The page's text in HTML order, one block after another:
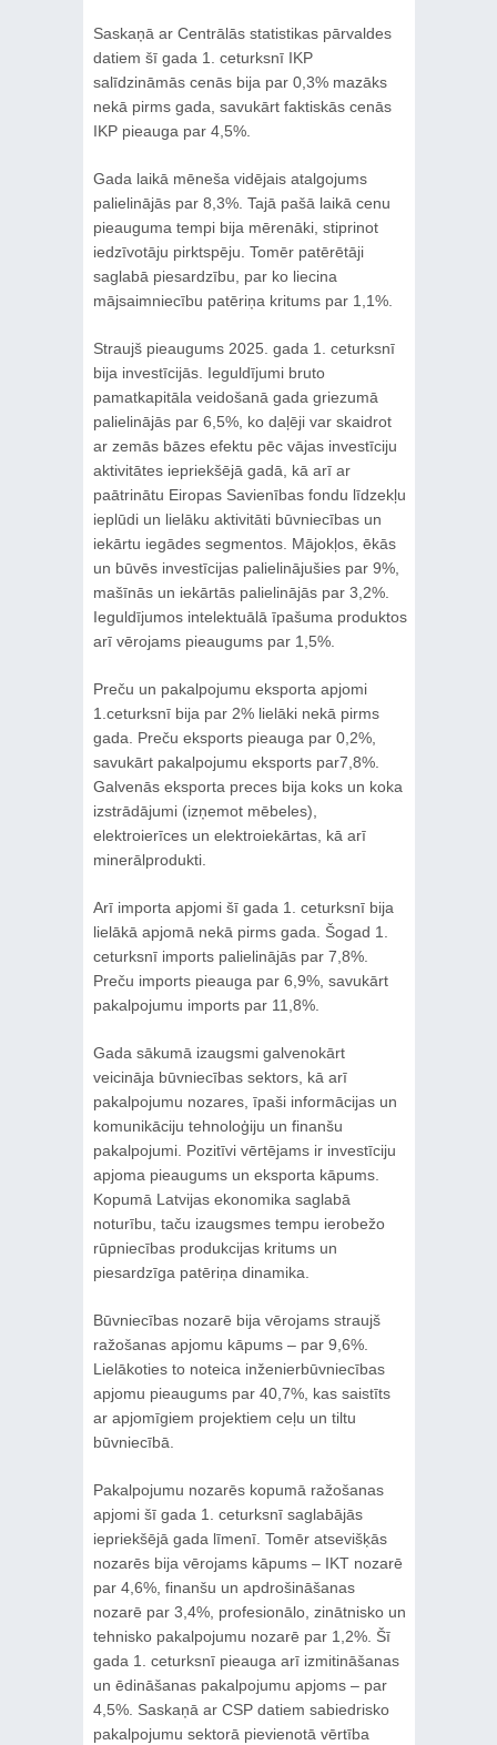
Saskaņā ar Centrālās statistikas pārvaldes
datiem šī gada 1. ceturksnī IKP
salīdzināmās cenās bija par 0,3% mazāks
nekā pirms gada, savukārt faktiskās cenās
IKP pieauga par 4,5%.
Gada laikā mēneša vidējais atalgojums
palielinājās par 8,3%. Tajā pašā laikā cenu
pieauguma tempi bija mērenāki, stiprinot
iedzīvotāju pirktspēju. Tomēr patērētāji
saglabā piesardzību, par ko liecina
mājsaimniecību patēriņa kritums par 1,1%.
Straujš pieaugums 2025. gada 1. ceturksnī
bija investīcijās. Ieguldījumi bruto
pamatkapitāla veidošanā gada griezumā
palielinājās par 6,5%, ko daļēji var skaidrot
ar zemās bāzes efektu pēc vājas investīciju
aktivitātes iepriekšējā gadā, kā arī ar
paātrinātu Eiropas Savienības fondu līdzekļu
ieplūdi un lielāku aktivitāti būvniecības un
iekārtu iegādes segmentos. Mājokļos, ēkās
un būvēs investīcijas palielinājušies par 9%,
mašīnās un iekārtās palielinājās par 3,2%.
Ieguldījumos intelektuālā īpašuma produktos
arī vērojams pieaugums par 1,5%.
Preču un pakalpojumu eksporta apjomi
1.ceturksnī bija par 2% lielāki nekā pirms
gada. Preču eksports pieauga par 0,2%,
savukārt pakalpojumu eksports par7,8%.
Galvenās eksporta preces bija koks un koka
izstrādājumi (izņemot mēbeles),
elektroierīces un elektroiekārtas, kā arī
minerālprodukti.
Arī importa apjomi šī gada 1. ceturksnī bija
lielākā apjomā nekā pirms gada. Šogad 1.
ceturksnī imports palielinājās par 7,8%.
Preču imports pieauga par 6,9%, savukārt
pakalpojumu imports par 11,8%.
Gada sākumā izaugsmi galvenokārt
veicināja būvniecības sektors, kā arī
pakalpojumu nozares, īpaši informācijas un
komunikāciju tehnoloģiju un finanšu
pakalpojumi. Pozitīvi vērtējams ir investīciju
apjoma pieaugums un eksporta kāpums.
Kopumā Latvijas ekonomika saglabā
noturību, taču izaugsmes tempu ierobežo
rūpniecības produkcijas kritums un
piesardzīga patēriņa dinamika.
Būvniecības nozarē bija vērojams straujš
ražošanas apjomu kāpums – par 9,6%.
Lielākoties to noteica inženierbūvniecības
apjomu pieaugums par 40,7%, kas saistīts
ar apjomīgiem projektiem ceļu un tiltu
būvniecībā.
Pakalpojumu nozarēs kopumā ražošanas
apjomi šī gada 1. ceturksnī saglabājās
iepriekšējā gada līmenī. Tomēr atsevišķās
nozarēs bija vērojams kāpums – IKT nozarē
par 4,6%, finanšu un apdrošināšanas
nozarē par 3,4%, profesionālo, zinātnisko un
tehnisko pakalpojumu nozarē par 1,2%. Šī
gada 1. ceturksnī pieauga arī izmitināšanas
un ēdināšanas pakalpojumu apjoms – par
4,5%. Saskaņā ar CSP datiem sabiedrisko
pakalpojumu sektorā pievienotā vērtība